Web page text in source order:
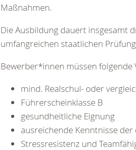
Maßnahmen.
Die Ausbildung dauert insgesamt
umfangreichen staatlichen
Bewerber*innen müssen folgende
mind. Realschul- oder
Führerscheinklasse B
gesundheitliche Eignung
ausreichende Kenntnisse
Stressresistenz und